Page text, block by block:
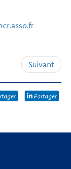
Suivant
Partager